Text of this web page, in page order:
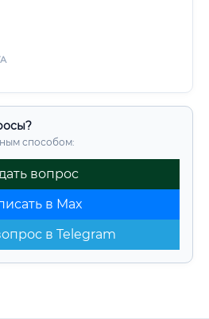
способом:
вопрос
в Max
в Telegram